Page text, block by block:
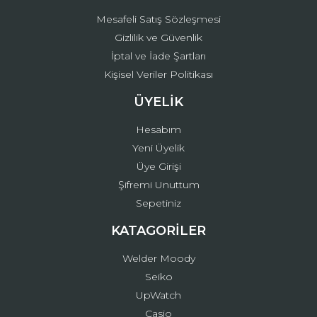
Mesafeli Satış Sözleşmesi
Gizlilik ve Güvenlik
İptal ve İade Şartları
Kişisel Veriler Politikası
ÜYELİK
Hesabım
Yeni Üyelik
Üye Girişi
Şifremi Unuttum
Sepetiniz
KATAGORİLER
Welder Moody
Seiko
UpWatch
Casio